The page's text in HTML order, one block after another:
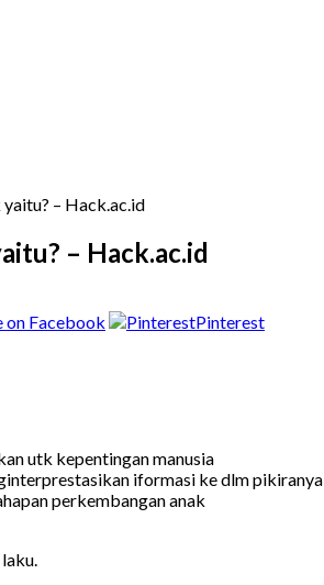
– Hack.ac.id
– Hack.ac.id
on Facebook Pinterest
utk kepentingan manusia
iformasi ke dlm pikiranya
perkembangan anak